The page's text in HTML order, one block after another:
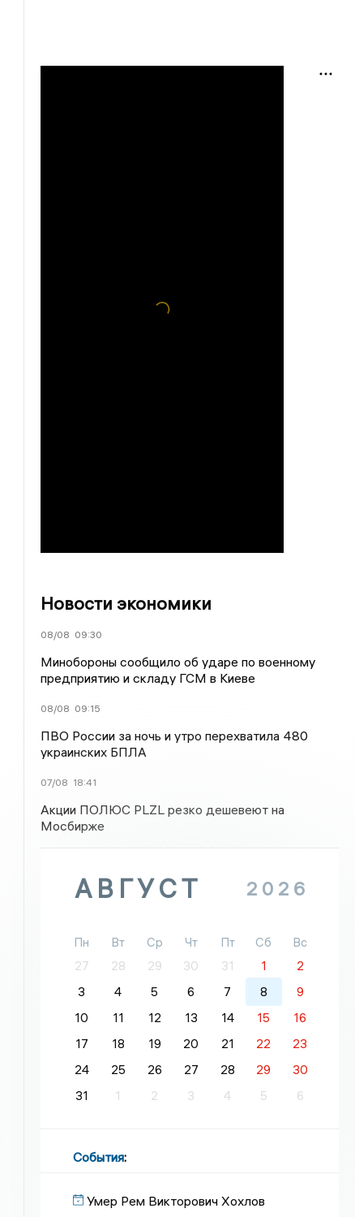
Новости экономики
08/08 09:30
Минобороны сообщило об ударе по военному
предприятию и складу ГСМ в Киеве
08/08 09:15
ПВО России за ночь и утро перехватила 480
украинских БПЛА
07/08 18:41
Акции ПОЛЮС PLZL резко дешевеют на
Мосбирже
АВГУСТ 2026
Пн Вт Ср Чт Пт Сб
Вс
27
28 29 30 31 1
2
3
4 5 6 7 8
9
10
11 12 13 14 15
16
17
18 19 20 21 22
23
24
25 26 27 28 29
30
31
1 2 3 4 5 6
События:
Умер Рем Викторович Хохлов